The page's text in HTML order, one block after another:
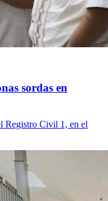
sordas en
Registro Civil 1, en el